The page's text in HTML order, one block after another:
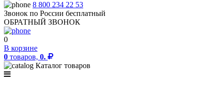
8 800 234 22 53
Звонок по России бесплатный
ОБРАТНЫЙ ЗВОНОК
0
В корзине
0 товаров, 0.
Каталог товаров